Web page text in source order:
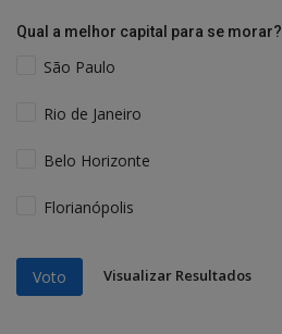
Qual a melhor capital para se morar?
São Paulo
Rio de Janeiro
Belo Horizonte
Florianópolis
Voto Visualizar Resultados